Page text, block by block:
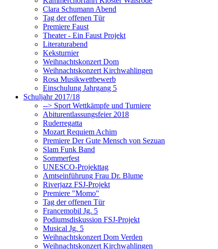
Clara Schumann Abend
Tag der offenen Tür
Premiere Faust
Theater - Ein Faust Projekt
Literaturabend
Keksturnier
Weihnachtskonzert Dom
Weihnachtskonzert Kirchwahlingen
Rosa Musikwettbewerb
Einschulung Jahrgang 5
Schuljahr 2017/18
--> Sport Wettkämpfe und Turniere
Abiturentlassungsfeier 2018
Ruderregatta
Mozart Requiem Achim
Premiere Der Gute Mensch von Sezuan
Slam Funk Band
Sommerfest
UNESCO-Projekttag
Amtseinführung Frau Dr. Blume
Riverjazz FSJ-Projekt
Premiere "Momo"
Tag der offenen Tür
Francemobil Jg. 5
Podiumsdiskussion FSJ-Projekt
Musical Jg. 5
Weihnachtskonzert Dom Verden
Weihnachtskonzert Kirchwahlingen